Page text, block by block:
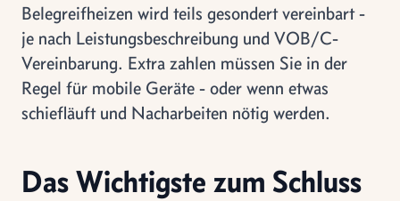
Belegreifheizen wird teils gesondert vereinbart -
je nach Leistungsbeschreibung und VOB/C-
Vereinbarung. Extra zahlen müssen Sie in der
Regel für mobile Geräte - oder wenn etwas
schiefläuft und Nacharbeiten nötig werden.
Das Wichtigste zum Schluss